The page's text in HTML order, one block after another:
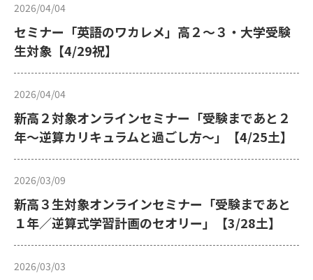
2026/04/04
セミナー「英語のワカレメ」高２～３・大学受験
生対象【4/29祝】
2026/04/04
新高２対象オンラインセミナー「受験まであと２
年〜逆算カリキュラムと過ごし方〜」【4/25土】
2026/03/09
新高３生対象オンラインセミナー「受験まであと
１年／逆算式学習計画のセオリー」【3/28土】
2026/03/03